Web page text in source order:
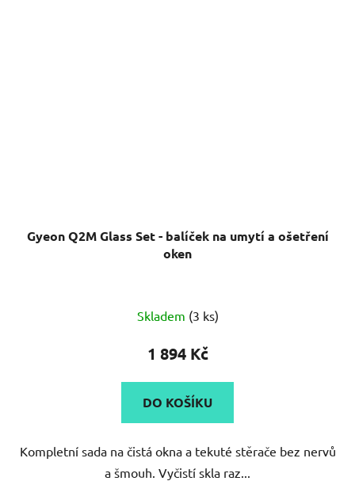
Gyeon Q2M Glass Set - balíček na umytí a ošetření
oken
Skladem (3 ks)
1 894 Kč
DO KOŠÍKU
Kompletní sada na čistá okna a tekuté stěrače bez nervů
a šmouh. Vyčistí skla raz...